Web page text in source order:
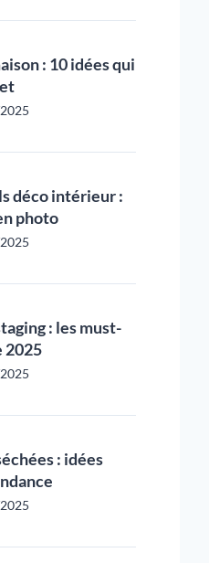
: 10 idées qui
déco intérieur :
photo
: les must-
2025
: idées